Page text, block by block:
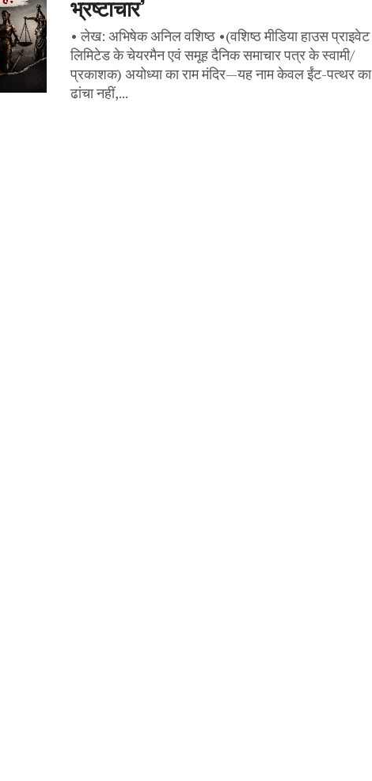
भ्रष्टाचार’
• लेख: अभिषेक अनिल वशिष्ठ •(वशिष्ठ मीडिया हाउस प्राइवेट
लिमिटेड के चेयरमैन एवं समूह दैनिक समाचार पत्र के स्वामी/
प्रकाशक) अयोध्या का राम मंदिर—यह नाम केवल ईंट-पत्थर का
ढांचा नहीं,...